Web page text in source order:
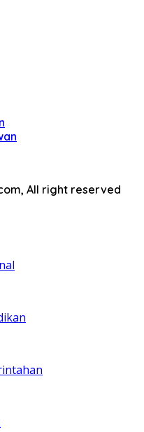
All right reserved